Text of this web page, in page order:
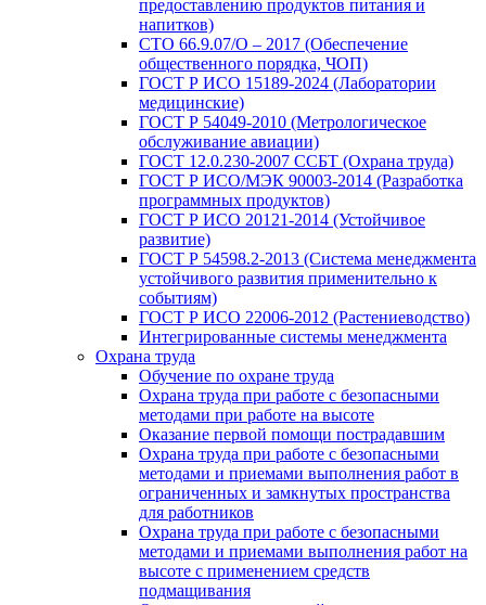
предоставлению продуктов питания и
напитков)
СТО 66.9.07/О – 2017 (Обеспечение
общественного порядка, ЧОП)
ГОСТ Р ИСО 15189-2024 (Лаборатории
медицинские)
ГОСТ Р 54049-2010 (Метрологическое
обслуживание авиации)
ГОСТ 12.0.230-2007 ССБТ (Охрана труда)
ГОСТ Р ИСО/МЭК 90003-2014 (Разработка
программных продуктов)
ГОСТ Р ИСО 20121-2014 (Устойчивое
развитие)
ГОСТ Р 54598.2-2013 (Система менеджмента
устойчивого развития применительно к
событиям)
ГОСТ Р ИСО 22006-2012 (Растениеводство)
Интегрированные системы менеджмента
Охрана труда
Обучение по охране труда
Охрана труда при работе с безопасными
методами при работе на высоте
Оказание первой помощи пострадавшим
Охрана труда при работе с безопасными
методами и приемами выполнения работ в
ограниченных и замкнутых пространства
для работников
Охрана труда при работе с безопасными
методами и приемами выполнения работ на
высоте с применением средств
подмащивания